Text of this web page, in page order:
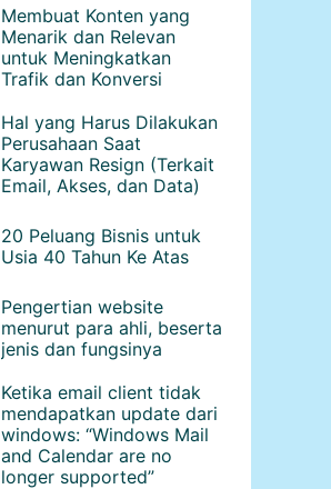
Membuat Konten yang
Menarik dan Relevan
untuk Meningkatkan
Trafik dan Konversi
Hal yang Harus Dilakukan
Perusahaan Saat
Karyawan Resign (Terkait
Email, Akses, dan Data)
20 Peluang Bisnis untuk
Usia 40 Tahun Ke Atas
Pengertian website
menurut para ahli, beserta
jenis dan fungsinya
Ketika email client tidak
mendapatkan update dari
windows: “Windows Mail
and Calendar are no
longer supported”